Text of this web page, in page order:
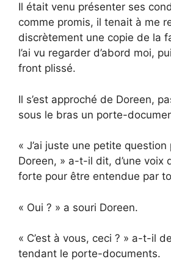
Il était venu présenter ses
comme promis, il tenait à me
discrètement une copie de la
l’ai vu regarder d’abord moi,
front plissé.
Il s’est approché de Doreen,
sous le bras un porte-
« J’ai juste une petite question
Doreen, » a-t-il dit, d’une voix
forte pour être entendue par
« Oui ? » a souri Doreen.
« C’est à vous, ceci ? » a-t-il
tendant le porte-documents.